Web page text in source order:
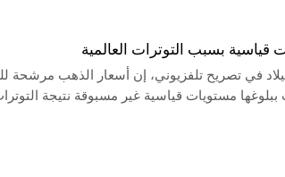
قياسية بسبب التوترات العالمية
في تصريح تلفزيوني، إن أسعار الذهب مرشحة
ببلوغها مستويات قياسية غير مسبوقة نتيجة